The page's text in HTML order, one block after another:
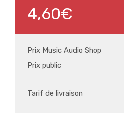
4,60€
Prix Music Audio Shop
Prix public
Tarif de livraison